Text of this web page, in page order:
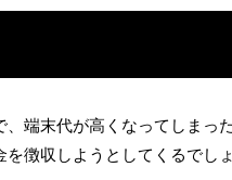
端末代が高くなってしまっ
徴収しようとしてくるでしょ